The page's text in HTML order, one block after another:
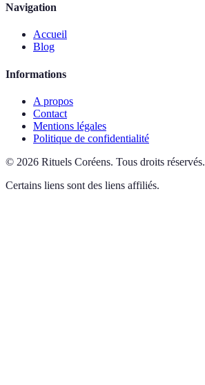
Navigation
Accueil
Blog
Informations
A propos
Contact
Mentions légales
Politique de confidentialité
© 2026 Rituels Coréens. Tous droits réservés.
Certains liens sont des liens affiliés.